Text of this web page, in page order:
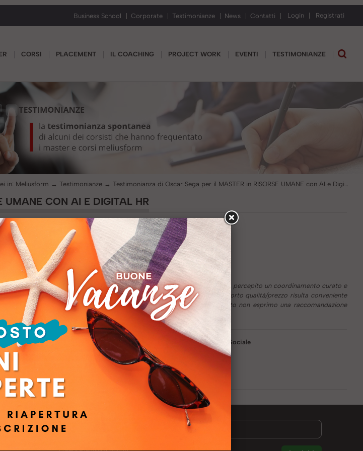
Business School Corporate Testimonianze News Contatti Login Registrati
CORSI PLACEMENT IL COACHING PROJECT WORK EVENTI TESTIMONIANZE
in: Meliusform → Testimonianze →
UMANE CON AI E DIGITAL HR
che ha permesso di esercitarsi su strumenti e approcci operativi. Ho percepito un coordinamento curato e
aumentare l’appetibilità del mio profilo mentre cerco un tirocinio. Il rapporto qualità/prezzo risulta conveniente
necessità di recuperare lezioni e il sito è risultato chiaro. Al momento non esprimo una raccomandazione
Azienda: 2001 Agenzia Sociale
Ruolo:
Profilo LinkedIN: